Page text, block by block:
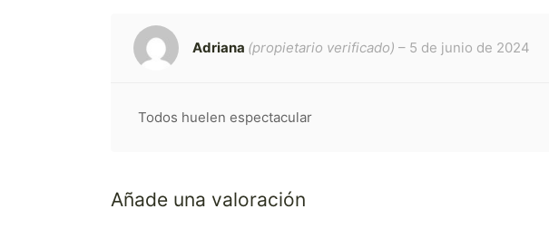
Adriana (propietario verificado) – 5 de junio de 2024
Todos huelen espectacular
Añade una valoración